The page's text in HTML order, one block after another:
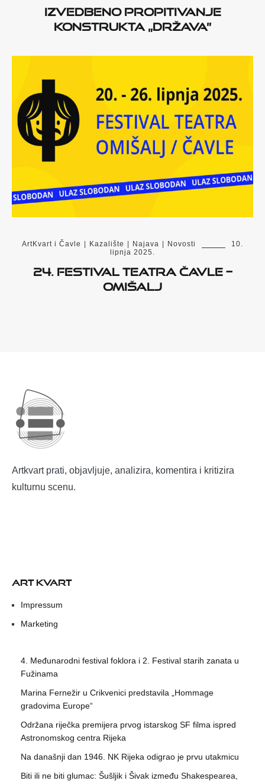
Izvedbeno propitivanje
konstrukta „država”
ArtKvart i Čavle Kazalište Najava Novosti
10.
lipnja 2025.
24. Festival teatra Čavle –
Omišalj
Artkvart prati, objavljuje, analizira, komentira i kritizira
kulturnu scenu.
ART KVART
Impressum
Marketing
4. Međunarodni festival foklora i 2. Festival starih zanata u
Fužinama
Marina Fernežir u Crikvenici predstavila „Hommage
gradovima Europe“
Održana riječka premijera prvog istarskog SF filma ispred
Astronomskog centra Rijeka
Na današnji dan 1946. NK Rijeka odigrao je prvu utakmicu
Biti ili ne biti glumac: Šušljik i Šivak između Shakespearea,